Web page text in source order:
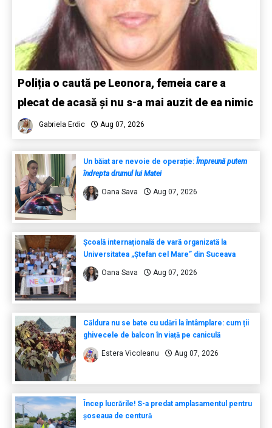
Poliția o caută pe Leonora, femeia care a
plecat de acasă și nu s-a mai auzit de ea nimic
Gabriela Erdic Aug 07, 2026
Un băiat are nevoie de operație: Împreună putem
îndrepta drumul lui Matei
Oana Sava Aug 07, 2026
Școală internațională de vară organizată la
Universitatea „Ștefan cel Mare” din Suceava
Oana Sava Aug 07, 2026
Căldura nu se bate cu udări la întâmplare: cum ții
ghivecele de balcon în viață pe caniculă
Estera Vicoleanu Aug 07, 2026
Încep lucrările! S-a predat amplasamentul pentru
șoseaua de centură